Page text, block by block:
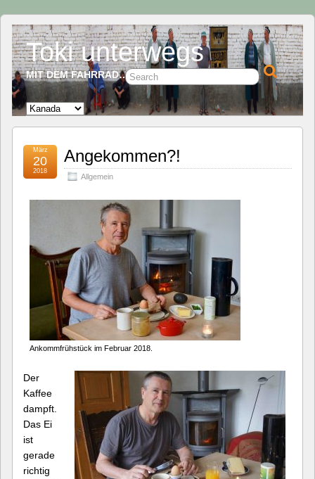
Toki unterwegs
MIT DEM FAHRRAD…
Angekommen?!
Allgemein
März
20
2018
Ankommfrühstück im Februar 2018.
Der
Kaffee
dampft.
Das Ei
ist
gerade
richtig